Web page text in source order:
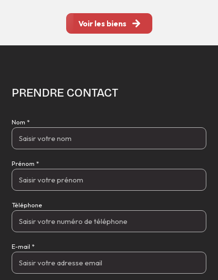
Voir les biens
PRENDRE CONTACT
Nom *
Prénom *
Téléphone
E-mail *